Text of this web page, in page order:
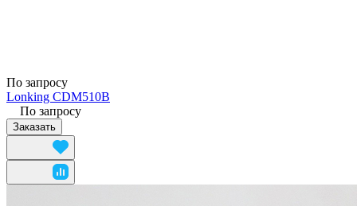
По запросу
Lonking CDM510B
По запросу
Заказать